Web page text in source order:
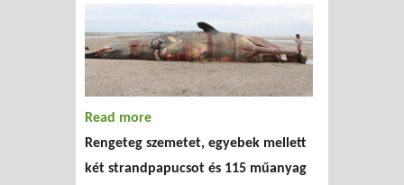
Read more
belsejében
Rengeteg szemetet, egyebek mellett
két strandpapucsot és 115 műanyag